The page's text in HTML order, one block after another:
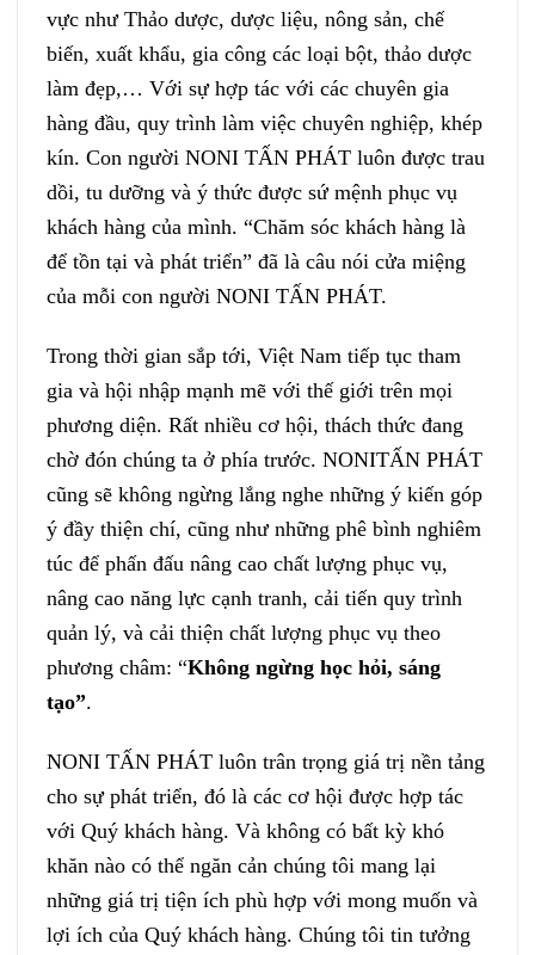
vực như Thảo dược, dược liệu, nông sản, chế
biến, xuất khẩu, gia công các loại bột, thảo dược
làm đẹp,… Với sự hợp tác với các chuyên gia
hàng đầu, quy trình làm việc chuyên nghiệp, khép
kín. Con người NONI TẤN PHÁT luôn được trau
dồi, tu dưỡng và ý thức được sứ mệnh phục vụ
khách hàng của mình. “Chăm sóc khách hàng là
để tồn tại và phát triển” đã là câu nói cửa miệng
của mỗi con người NONI TẤN PHÁT.
Trong thời gian sắp tới, Việt Nam tiếp tục tham
gia và hội nhập mạnh mẽ với thế giới trên mọi
phương diện. Rất nhiều cơ hội, thách thức đang
chờ đón chúng ta ở phía trước. NONITẤN PHÁT
cũng sẽ không ngừng lắng nghe những ý kiến góp
ý đầy thiện chí, cũng như những phê bình nghiêm
túc để phấn đấu nâng cao chất lượng phục vụ,
nâng cao năng lực cạnh tranh, cải tiến quy trình
quản lý, và cải thiện chất lượng phục vụ theo
phương châm: “Không ngừng học hỏi, sáng
tạo”.
NONI TẤN PHÁT luôn trân trọng giá trị nền tảng
cho sự phát triển, đó là các cơ hội được hợp tác
với Quý khách hàng. Và không có bất kỳ khó
khăn nào có thể ngăn cản chúng tôi mang lại
những giá trị tiện ích phù hợp với mong muốn và
lợi ích của Quý khách hàng. Chúng tôi tin tưởng